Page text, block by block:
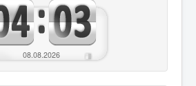
08.08.2026